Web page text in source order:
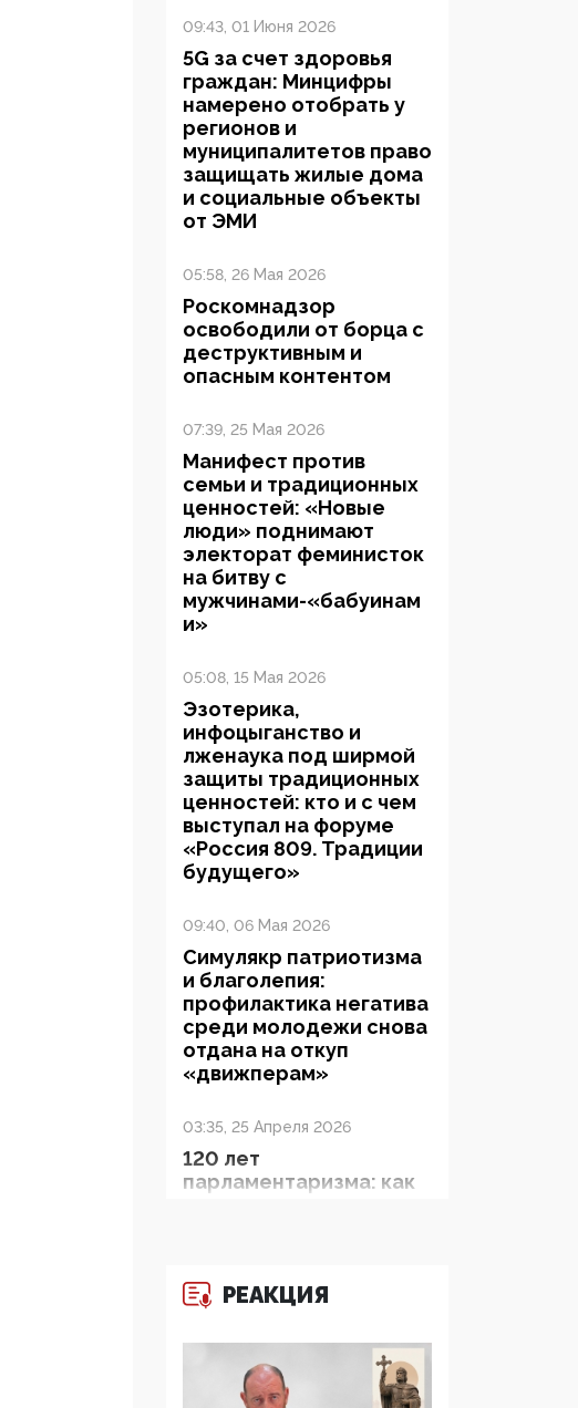
09:43, 01 Июня 2026
5G за счет здоровья
граждан: Минцифры
намерено отобрать у
регионов и
муниципалитетов право
защищать жилые дома
и социальные объекты
от ЭМИ
05:58, 26 Мая 2026
Роскомнадзор
освободили от борца с
деструктивным и
опасным контентом
07:39, 25 Мая 2026
Манифест против
семьи и традиционных
ценностей: «Новые
люди» поднимают
электорат феминисток
на битву с
мужчинами-«бабуинам
и»
05:08, 15 Мая 2026
Эзотерика,
инфоцыганство и
лженаука под ширмой
защиты традиционных
ценностей: кто и с чем
выступал на форуме
«Россия 809. Традиции
будущего»
09:40, 06 Мая 2026
Симулякр патриотизма
и благолепия:
профилактика негатива
среди молодежи снова
отдана на откуп
«движперам»
03:35, 25 Апреля 2026
120 лет
парламентаризма: как
Правительства и АП
Социальный фонд
РЕАКЦИЯ